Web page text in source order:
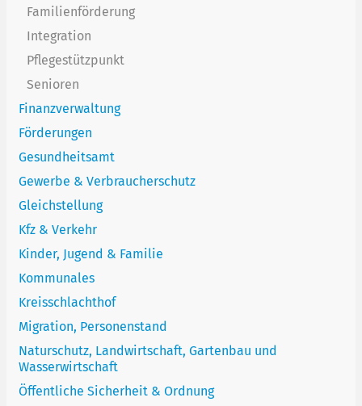
Familienförderung
Integration
Pflegestützpunkt
Senioren
Finanzverwaltung
Förderungen
Gesundheitsamt
Gewerbe & Verbraucherschutz
Gleichstellung
Kfz & Verkehr
Kinder, Jugend & Familie
Kommunales
Kreisschlachthof
Migration, Personenstand
Naturschutz, Landwirtschaft, Gartenbau und
Wasserwirtschaft
Öffentliche Sicherheit & Ordnung